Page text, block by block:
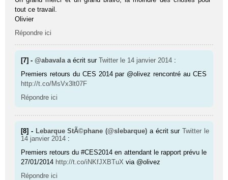
tout ce travail.
Olivier
Répondre ici
[7] -@abavala a écrit surTwitter le 14 janvier 2014 :
Premiers retours du CES 2014 par @olivez rencontré au CES
http://t.co/MsVx3lt07F
Répondre ici
[8] - Lebarque StÃ©phane (@slebarque) a écrit surTwitter le
14 janvier 2014 :
Premiers retours du #CES2014 en attendant le rapport prévu le
27/01/2014 http://t.co/iNKfJXBTuX via @olivez
Répondre ici